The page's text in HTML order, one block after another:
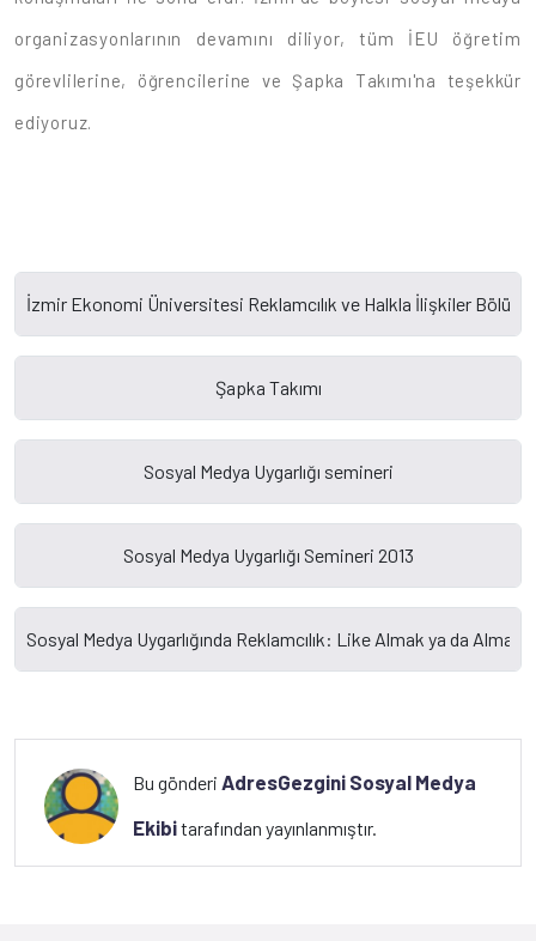
organizasyonlarının devamını diliyor, tüm İEU öğretim
görevlilerine, öğrencilerine ve Şapka Takımı'na teşekkür
ediyoruz.
Bu gönderiAdresGezgini Sosyal Medya
Ekibitarafından yayınlanmıştır.